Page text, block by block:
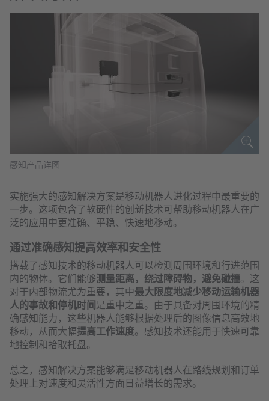
感知产品详图
实施强大的感知解决方案是移动机器人进化过程中最重要的
一步。这项包含了软硬件的创新技术可帮助移动机器人在广
泛的应用中更准确、平稳、快速地移动。
通过准确感知提高效率和安全性
搭载了感知技术的移动机器人可以检测周围环境和行进范围
内的物体。它们能够测量距离，绕过障碍物，避免碰撞。这
对于内部物流尤为重要，其中最大限度地减少移动运输机器
人的事故和停机时间 是重中之重。由于具备对周围环境的精
确感知能力，这些机器人能够根据处理后的图像信息高效地
移动，从而大幅提高工作速度。感知技术还能用于快速可靠
地控制和拾取托盘。
总之，感知解决方案能够满足移动机器人在路线规划和订单
处理上对速度和灵活性方面日益增长的需求。